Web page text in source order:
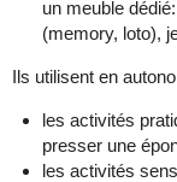
un meuble
(memory, loto),
Ils utilisent en
les activités
presser une
les activités